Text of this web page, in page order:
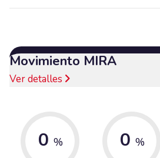
Movimiento MIRA
Ver detalles
0 % 0 %